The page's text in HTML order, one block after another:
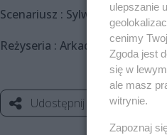
Scenariusz : Sylwia
Reżyseria : Arkadiusz Buszko
Udostępnij
ulepszanie
cenimy
Zgoda jest
się w
ale masz
witrynie.
Zapoznaj